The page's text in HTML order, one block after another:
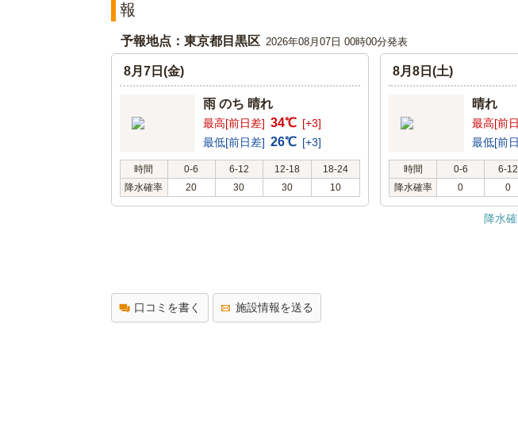
報
予報地点：東京都目黒区 2026年08月07日 00時00分発表
8月7日(金)
雨 のち 晴れ
最高[前日差] 34℃ [+3]
最低[前日差] 26℃ [+3]
時間 0-6 6-12 12-18
18-24
降水確率
20 30 30 10
8月8日(土)
晴れ
最高[前
最低[前
時間 0-6 6-12
降水確率
0 0
降水
口コミを書く 施設情報を送る